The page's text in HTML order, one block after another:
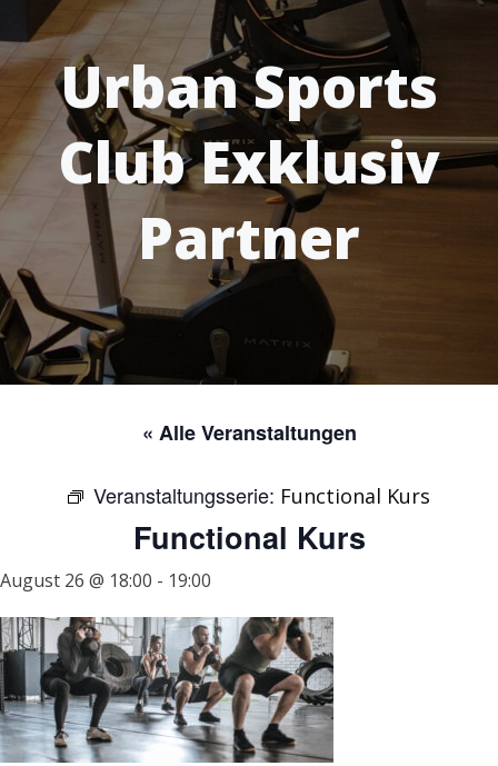
Urban Sports
Club Exklusiv
Partner
« Alle Veranstaltungen
Veranstaltungsserie: Functional Kurs
Functional Kurs
August 26 @ 18:00 - 19:00